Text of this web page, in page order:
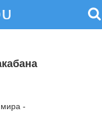
мира -